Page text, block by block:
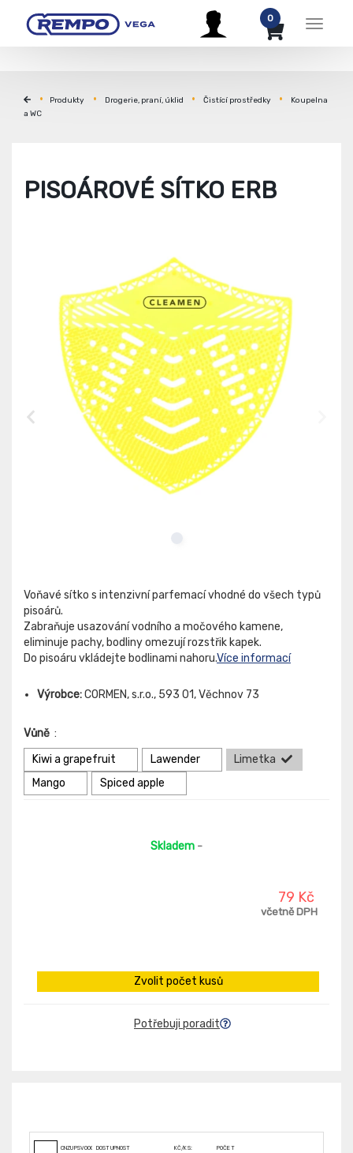
Menu
0
Produkty Drogerie, praní, úklid Čistící prostředky
Koupelna
a WC
PISOÁROVÉ SÍTKO ERB
Voňavé sítko s intenzivní parfemací vhodné do všech typů
pisoárů.
Zabraňuje usazování vodního a močového kamene,
eliminuje pachy, bodliny omezují rozstřik kapek.
Do pisoáru vkládejte bodlinami nahoru.Více informací
Výrobce:CORMEN, s.r.o., 593 01, Věchnov 73
Vůně :
Kiwi a grapefruit
Lawender
Limetka
Mango
Spiced apple
Skladem -
79 Kč
včetně DPH
Zvolit počet kusů
Potřebuji poradit
CNZUPSV000190DOSTUPNOST KČ/KS: POČET